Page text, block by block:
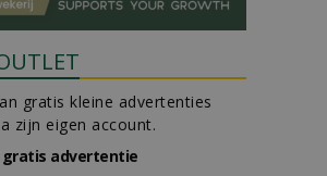
gratis kleine advertenties
zijn eigen account.
gratis advertentie